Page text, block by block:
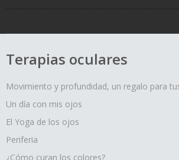
Terapias oculares
Movimiento y profundidad, un regalo para
Un día con mis ojos
El Yoga de los ojos
Periferia
¿Cómo curan los colores?